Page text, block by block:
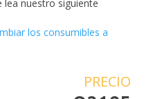
nuestro siguiente
los consumibles a
PRECIO